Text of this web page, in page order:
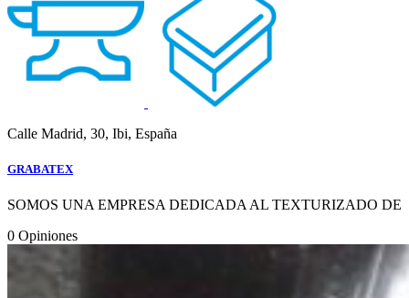
Calle Madrid, 30, Ibi, España
GRABATEX
SOMOS UNA EMPRESA DEDICADA AL TEXTURIZADO DE
0 Opiniones